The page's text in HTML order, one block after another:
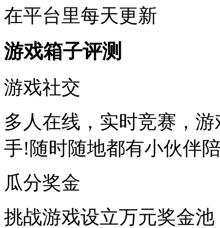
在平台里每天更新
游戏箱子评测
游戏社交
多人在线，实时竞赛，
手!随时随地都有小伙伴
瓜分奖金
挑战游戏设立万元奖金